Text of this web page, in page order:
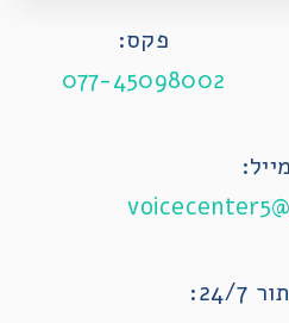
פקס:
077-45098002
מייל:
24/7: